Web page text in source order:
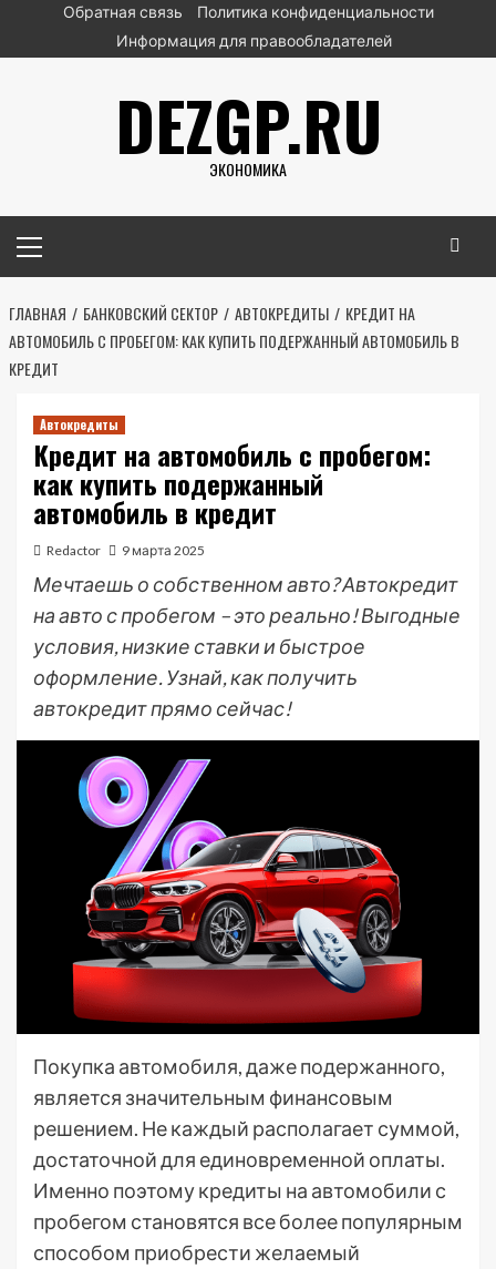
ПерейтиОбратная связь
Политика конфиденциальности
Информация для правообладателей
DEZGP.RU
ЭКОНОМИКА
меню
ГЛАВНАЯ БАНКОВСКИЙ СЕКТОР АВТОКРЕДИТЫ
КРЕДИТ НА
АВТОМОБИЛЬ С ПРОБЕГОМ: КАК КУПИТЬ ПОДЕРЖАННЫЙ АВТОМОБИЛЬ В
КРЕДИТ
Автокредиты
Кредит на автомобиль с пробегом:
как купить подержанный
автомобиль в кредит
Redactor 9 марта 2025
Мечтаешь о собственном авто? Автокредит
на авто с пробегом – это реально! Выгодные
условия, низкие ставки и быстрое
оформление. Узнай, как получить
автокредит прямо сейчас!
Покупка автомобиля, даже подержанного,
является значительным финансовым
решением. Не каждый располагает суммой,
достаточной для единовременной оплаты.
Именно поэтому кредиты на автомобили с
пробегом становятся все более популярным
способом приобрести желаемый